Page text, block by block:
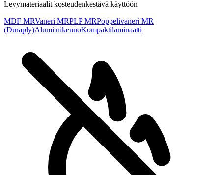
Levymateriaalit kosteudenkestävä käyttöön
MDF MRVaneri MRPLP MRPoppelivaneri MR
(Duraply)AlumiinikennoKompaktilaminaatti